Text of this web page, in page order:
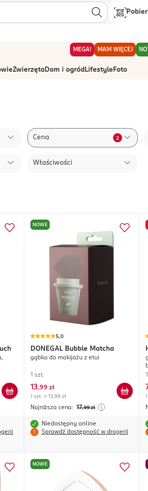
MEGA! MAM WIĘCEJ
ZwierzętaDom i ogród Lifestyle Foto
Cena 2
Właściwości
NOWE
5,0
DONEGAL Bubble Matcha
gąbka do makijażu z etui
1 szt.
13,99 zł
1 szt. = 13,99 zł
Najniższa cena: 17,99 zł
Niedostępny online
Sprawdź dostępność w drogerii
NOWE